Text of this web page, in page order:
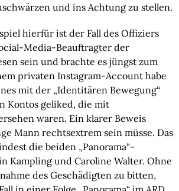
und ins Achtung zu stellen.
hierfür ist der Fall des Offiziers
Media-Beauftragter der
sein und brachte es jüngst zum
privaten Instagram-Account habe
mit der „Identitären Bewegung“
Kontos geliked, die mit
waren. Ein klarer Beweis
Mann rechtsextrem sein müsse. Das
die beiden „Panorama“-
Kampling und Caroline Walter. Ohne
des Geschädigten zu bitten,